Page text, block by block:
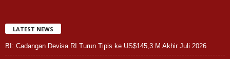
LATEST NEWS
BI: Cadangan Devisa RI Turun Tipis ke US$145,3 M Akhir Juli 2026